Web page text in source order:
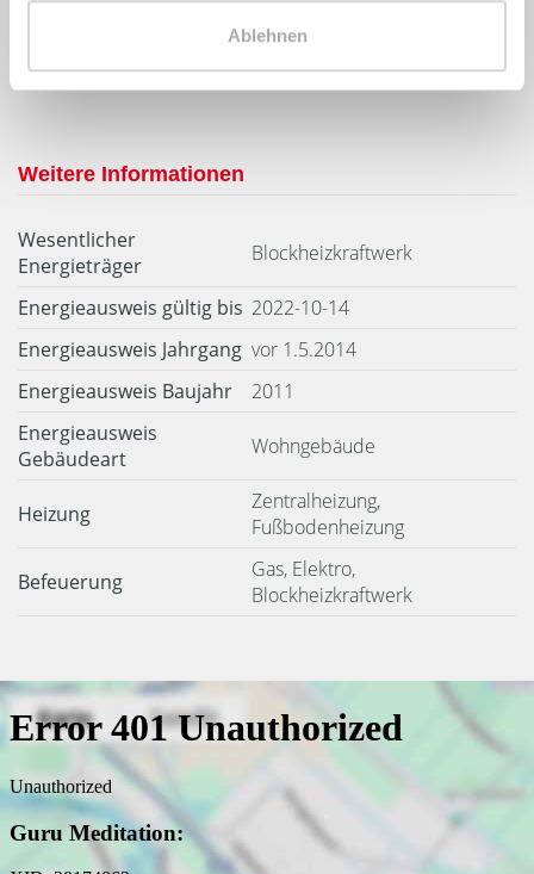
Ablehnen
126 kWh / (m²*a)
Endenergiebedarf
Weitere Informationen
Wesentlicher
Energieträger
Blockheizkraftwerk
Energieausweis gültig bis 2022-10-14
Energieausweis Jahrgang vor 1.5.2014
Energieausweis Baujahr
2011
Energieausweis
Gebäudeart
Wohngebäude
Heizung
Zentralheizung,
Fußbodenheizung
Befeuerung
Gas, Elektro,
Blockheizkraftwerk